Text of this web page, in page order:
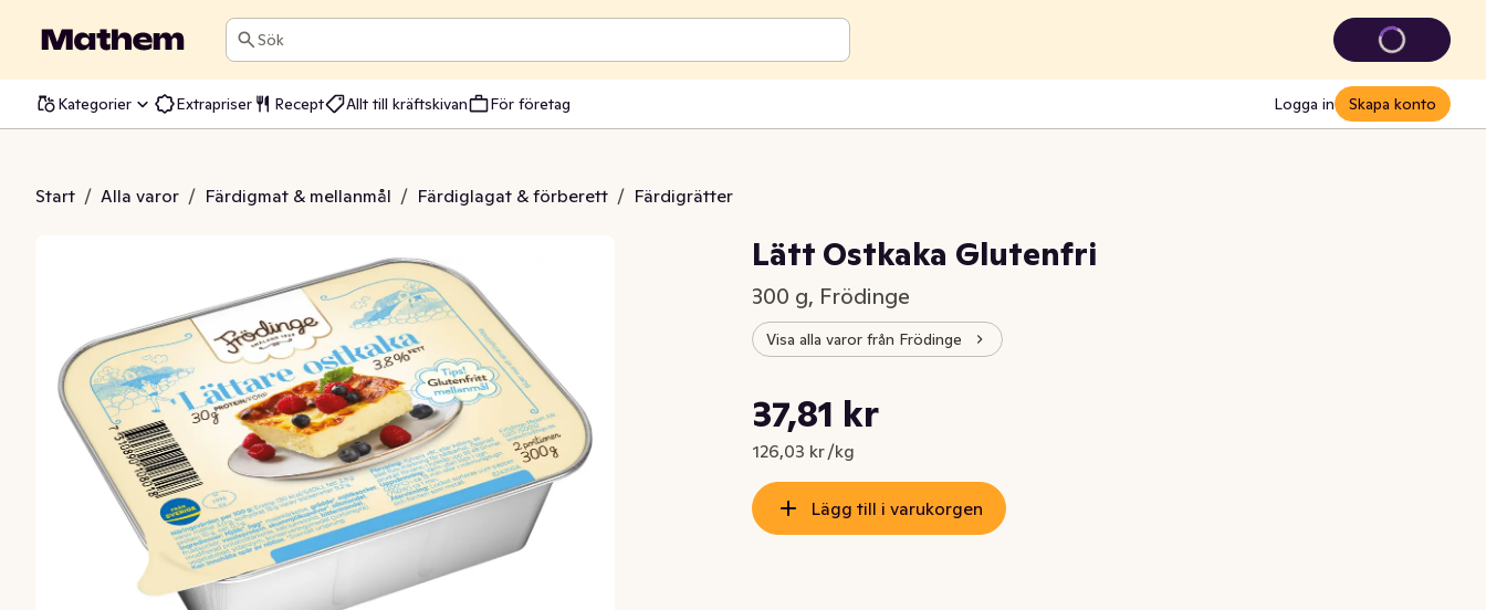
Sök
Kategorier Extrapriser Recept Allt till kräftskivan För företag Logga in Skapa konto
Start / Alla varor / Färdigmat & mellanmål / Färdiglagat & förberett / Färdigrätter
Glutenfri
Lätt Ostkaka Glutenfri
300 g, Frödinge
Visa alla varor från Frödinge
Nuvarande pris är: 37,81 kr
37,81 kr
126,03 kr /kg
Styckpris: 126,03 kr /kg
Lägg till i varukorgen